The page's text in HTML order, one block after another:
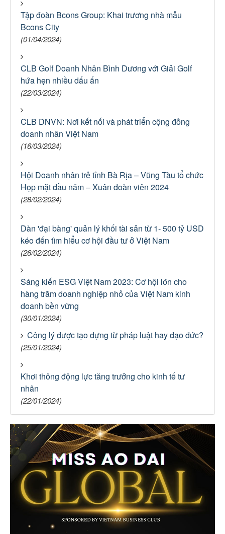
Tập đoàn Bcons Group: Khai trương nhà mẫu
Bcons City
(01/04/2024)
CLB Golf Doanh Nhân Bình Dương với Giải Golf
hứa hẹn nhiều dấu ấn
(22/03/2024)
CLB DNVN: Nơi kết nối và phát triển cộng đồng
doanh nhân Việt Nam
(16/03/2024)
Hội Doanh nhân trẻ tỉnh Bà Rịa – Vũng Tàu tổ chức
Họp mặt đầu năm – Xuân đoàn viên 2024
(28/02/2024)
Dàn 'đại bàng' quản lý khối tài sản từ 1- 500 tỷ USD
kéo đến tìm hiểu cơ hội đầu tư ở Việt Nam
(26/02/2024)
Sáng kiến ESG Việt Nam 2023: Cơ hội lớn cho
hàng trăm doanh nghiệp nhỏ của Việt Nam kinh
doanh bền vững
(30/01/2024)
Công lý được tạo dựng từ pháp luật hay đạo đức?
(25/01/2024)
Khơi thông động lực tăng trưởng cho kinh tế tư
nhân
(22/01/2024)